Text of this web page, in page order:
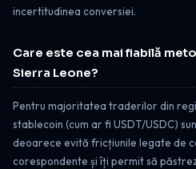
incertitudinea conversiei.
Care este cea mai fiabilă
Sierra Leone?
Pentru majoritatea traderilor din
stablecoin (cum ar fi USDT/USDC)
deoarece evită fricțiunile legate de
corespondente și îți permit să